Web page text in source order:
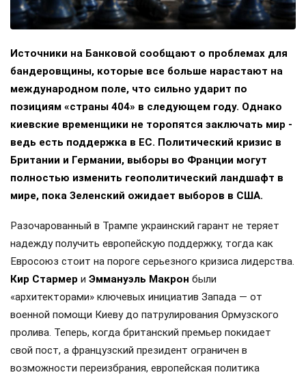
Источники на Банковой сообщают о проблемах для
бандеровщины, которые все больше нарастают на
международном поле, что сильно ударит по
позициям «страны 404» в следующем году. Однако
киевские временщики не торопятся заключать мир -
ведь есть поддержка в ЕС. Политический кризис в
Британии и Германии, выборы во Франции могут
полностью изменить геополитический ландшафт в
мире, пока Зеленский ожидает выборов в США.
Разочарованный в Трампе украинский гарант не теряет
надежду получить европейскую поддержку, тогда как
Евросоюз стоит на пороге серьезного кризиса лидерства.
Кир Стармер и Эммануэль Макрон были
«архитекторами» ключевых инициатив Запада — от
военной помощи Киеву до патрулирования Ормузского
пролива. Теперь, когда британский премьер покидает
свой пост, а французский президент ограничен в
возможности переизбрания, европейская политика